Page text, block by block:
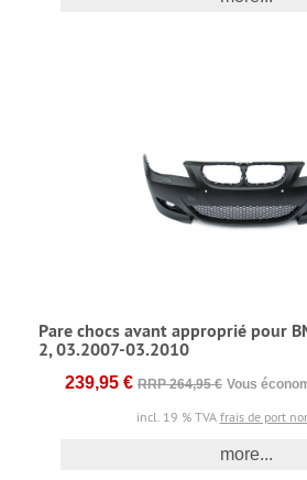
Pare chocs avant approprié pour
2, 03.2007-03.2010
239,95 € RRP 264,95 € Vous
incl. 19 % TVA frais de port
more...